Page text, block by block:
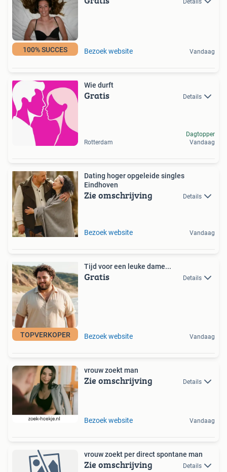
100% SUCCES Bezoek website Vandaag
Wie durft
Gratis Details
Rotterdam
Dagtopper
Vandaag
Dating hoger opgeleide singles
Eindhoven
Zie omschrijving Details
Bezoek website Vandaag
TOPVERKOPER
Tijd voor een leuke dame...
Gratis Details
Bezoek website Vandaag
vrouw zoekt man
Zie omschrijving Details
Bezoek website Vandaag
vrouw zoekt per direct spontane man
Zie omschrijving Details